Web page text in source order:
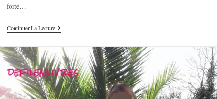
forte…
Continuer La Lecture